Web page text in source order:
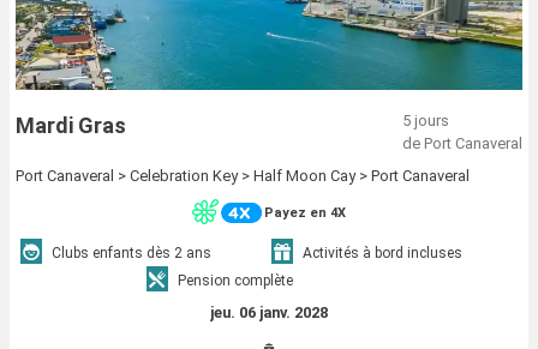
Mardi Gras
5 jours
de Port Canaveral
Port Canaveral > Celebration Key > Half Moon Cay > Port Canaveral
Payez en 4X
Clubs enfants dès 2 ans
Activités à bord incluses
Pension complète
jeu. 06 janv. 2028